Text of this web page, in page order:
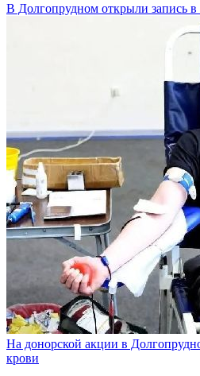
В Долгопрудном открыли запись в
На донорской акции в
крови